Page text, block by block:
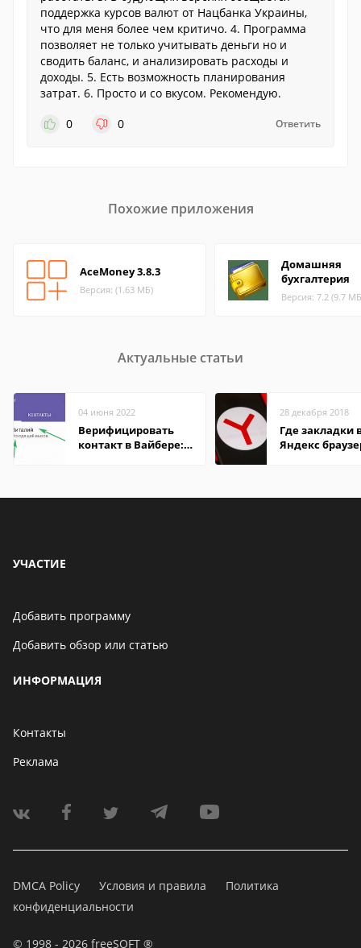
поддержка курсов валют от Нацбанка Украины,
что для меня более чем критичо. 4. Программа
позволяет не только учитывать деньги но и
сводить баланс, и анализировать расходы и
доходы. 5. Есть возможность планирования
затрат. 6. Просто и со вкусом. Рекомендую.
0
0 Ответить
Похожие приложения
AceMoney 3.8.3
Версия: (1.63 МБ)
Домашняя
бухгалтерия
Версия: 7.2 (9.7
Актуальные статьи
04 июня 2022
Верифицировать
контакт в Вайбере:
28 декабря 2018
Где закладки
Яндекс
УЧАСТИЕ
Добавить программу
Добавить обзор или статью
ИНФОРМАЦИЯ
Контакты
Реклама
DMCA Policy Условия и правила
Политика
конфиденциальности
© 1998 - 2026 freeSOFT ®